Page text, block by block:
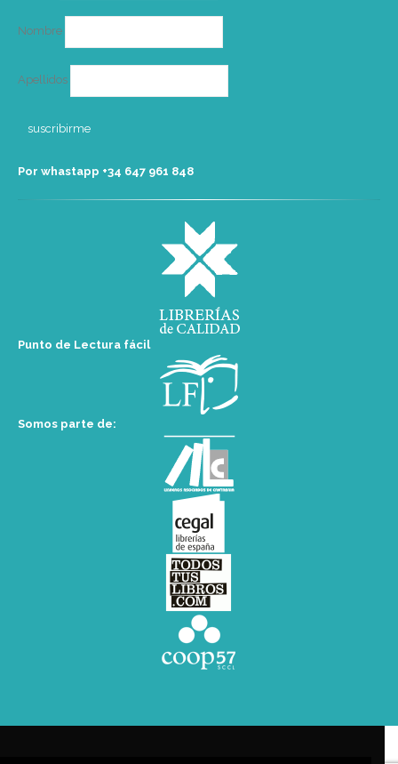
Nombre
Apellidos
Por whastapp +34 ‭647 961 848‬
Punto de Lectura fácil
Somos parte de: